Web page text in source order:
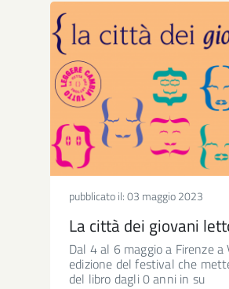
pubblicato il:03 maggio 2023
La città dei giovani
Dal 4 al 6 maggio a Firenze
edizione del festival che
del libro dagli 0 anni in su